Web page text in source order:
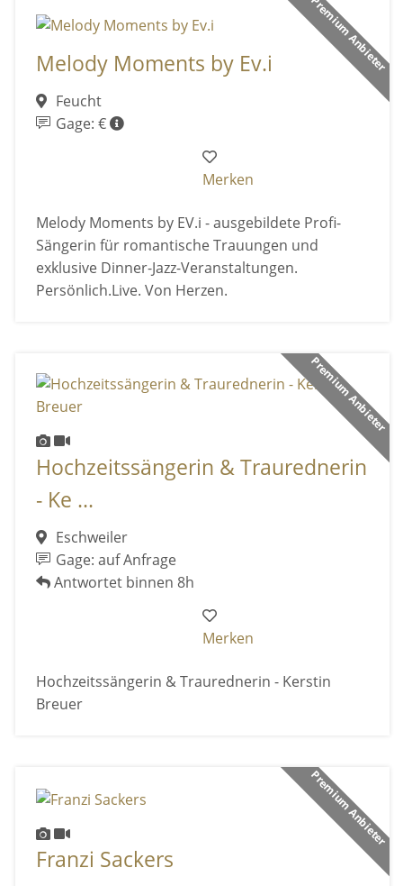
Premium Anbieter
Melody Moments by Ev.i
Feucht
Gage: €
Merken
Melody Moments by EV.i - ausgebildete Profi-
Sängerin für romantische Trauungen und
exklusive Dinner-Jazz-Veranstaltungen.
Persönlich.Live. Von Herzen.
Premium Anbieter
Hochzeitssängerin & Traurednerin
- Ke ...
Eschweiler
Gage: auf Anfrage
Antwortet binnen 8h
Merken
Hochzeitssängerin & Traurednerin - Kerstin
Breuer
Premium Anbieter
Franzi Sackers